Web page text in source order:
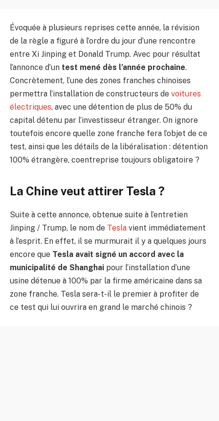
Évoquée à plusieurs reprises cette année, la révision
de la règle a figuré à l’ordre du jour d’une rencontre
entre Xi Jinping et Donald Trump. Avec pour résultat
l’annonce d’un test mené dès l’année prochaine.
Concrètement, l’une des zones franches chinoises
permettra l’installation de constructeurs de voitures
électriques, avec une détention de plus de 50% du
capital détenu par l’investisseur étranger. On ignore
toutefois encore quelle zone franche fera l’objet de ce
test, ainsi que les détails de la libéralisation : détention
100% étrangère, coentreprise toujours obligatoire ?
La Chine veut attirer Tesla ?
Suite à cette annonce, obtenue suite à l’entretien
Jinping / Trump, le nom de Tesla vient immédiatement
à l’esprit. En effet, il se murmurait il y a quelques jours
encore que Tesla avait signé un accord avec la
municipalité de Shanghai pour l’installation d’une
usine détenue à 100% par la firme américaine dans sa
zone franche. Tesla sera-t-il le premier à profiter de
ce test qui lui ouvrira en grand le marché chinois ?